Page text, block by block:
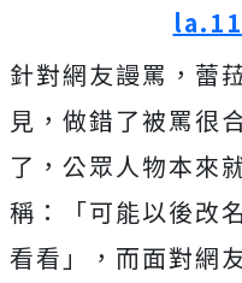
針對網友謾罵，蕾
見，做錯了被罵很
了，公眾人物本來
稱：「可能以後改
看看」，而面對網